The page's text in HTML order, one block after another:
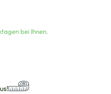
bei Ihnen.